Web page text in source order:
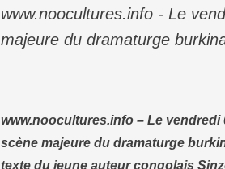
www.noocultures.info - Le
majeure du dramaturge
www.noocultures.info – Le vendredi
scène majeure du dramaturge
texte du jeune auteur congolais